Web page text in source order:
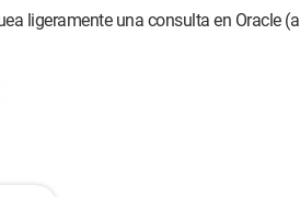
ligeramente una consulta en Oracle (a